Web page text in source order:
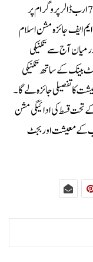
اسلام آباد:عالمی مالیاتی ادارہ (آئی ایم ایف) کا جائزہ مشن 7 ارب ڈالر پروگرام پر
ایف جائزہ مشن اسلام
آج سے تکنیکی
کے ساتھ تکنیکی
کا تفصیلی جائزہ لے گا۔
کے تحت قسط کی ادائیگی مشن
کے معیشت اور بجٹ